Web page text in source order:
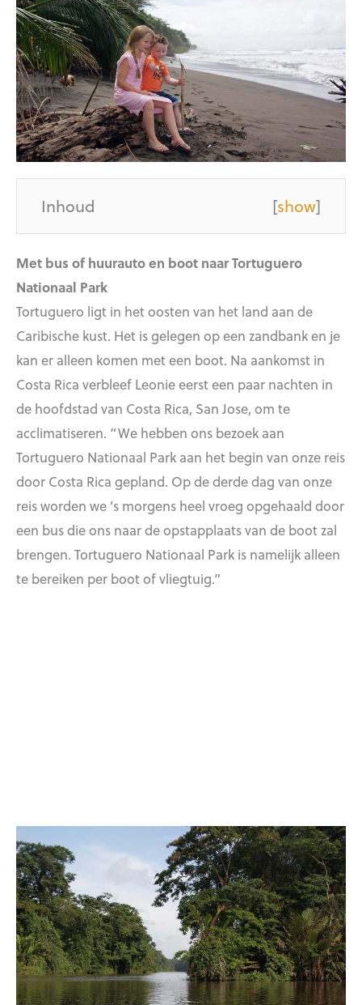
Inhoud [show]
Met bus of huurauto en boot naar Tortuguero
Nationaal Park
Tortuguero ligt in het oosten van het land aan de
Caribische kust. Het is gelegen op een zandbank en je
kan er alleen komen met een boot. Na aankomst in
Costa Rica verbleef Leonie eerst een paar nachten in
de hoofdstad van Costa Rica, San Jose, om te
acclimatiseren. “We hebben ons bezoek aan
Tortuguero Nationaal Park aan het begin van onze reis
door Costa Rica gepland. Op de derde dag van onze
reis worden we ’s morgens heel vroeg opgehaald door
een bus die ons naar de opstapplaats van de boot zal
brengen. Tortuguero Nationaal Park is namelijk alleen
te bereiken per boot of vliegtuig.”